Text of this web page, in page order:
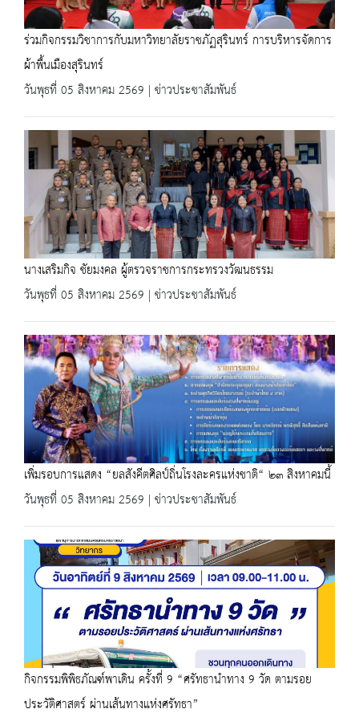
ร่วมกิจกรรมวิชาการกับมหาวิทยาลัยราชภัฏสุรินทร์ การบริหารจัดการ
ผ้าพื้นเมืองสุรินทร์
วันพุธที่ 05 สิงหาคม 2569 | ข่าวประชาสัมพันธ์
นางเสริมกิจ ชัยมงคล ผู้ตรวจราชการกระทรวงวัฒนธรรม
วันพุธที่ 05 สิงหาคม 2569 | ข่าวประชาสัมพันธ์
เพิ่มรอบการแสดง “ยลสังคีตศิลป์ถิ่นโรงละครแห่งชาติ“ ๒๓ สิงหาคมนี้
วันพุธที่ 05 สิงหาคม 2569 | ข่าวประชาสัมพันธ์
กิจกรรมพิพิธภัณฑ์พาเดิน ครั้งที่ 9 “ศรัทธานำทาง 9 วัด ตามรอย
ประวัติศาสตร์ ผ่านเส้นทางแห่งศรัทธา”